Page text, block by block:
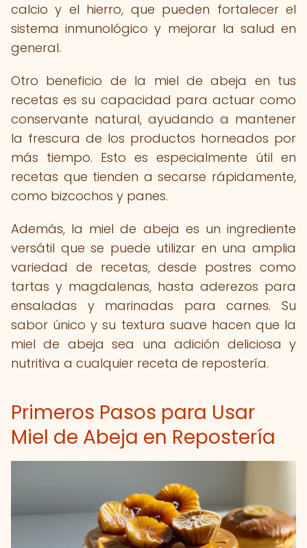
calcio y el hierro, que pueden fortalecer el
sistema inmunológico y mejorar la salud en
general.
Otro beneficio de la miel de abeja en tus
recetas es su capacidad para actuar como
conservante natural, ayudando a mantener
la frescura de los productos horneados por
más tiempo. Esto es especialmente útil en
recetas que tienden a secarse rápidamente,
como bizcochos y panes.
Además, la miel de abeja es un ingrediente
versátil que se puede utilizar en una amplia
variedad de recetas, desde postres como
tartas y magdalenas, hasta aderezos para
ensaladas y marinadas para carnes. Su
sabor único y su textura suave hacen que la
miel de abeja sea una adición deliciosa y
nutritiva a cualquier receta de repostería.
Primeros Pasos para Usar
Miel de Abeja en Repostería